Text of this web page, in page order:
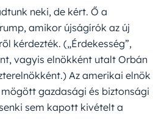
neki, de kért. Ő a
amikor újságírók az új
kérdezték. („Érdekesség”,
vagyis elnökként utalt Orbán
Az amerikai elnök
gazdasági és biztonsági
sem kapott kivételt a